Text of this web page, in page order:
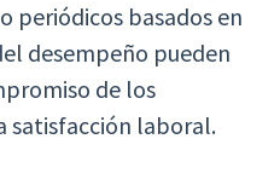
periódicos basados en
desempeño pueden
de los
satisfacción laboral.